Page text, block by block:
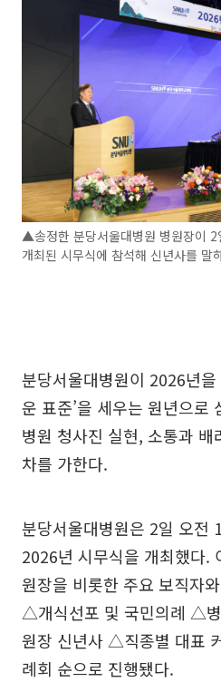
▲송정한 분당서울대병원 병원장이
개최된 시무식에 참석해 신년사를 말
분당서울대병원이 2026년을
운 표준’을 세우는 원년으로
병원 청사진 실현, 소통과
차를 가한다.
분당서울대병원은 2일 오전
2026년 시무식을 개최했다.
원장을 비롯한 주요 보직자
△개식선포 및 국민의례 △
원장 신년사 △직종별 대표
례회 순으로 진행됐다.